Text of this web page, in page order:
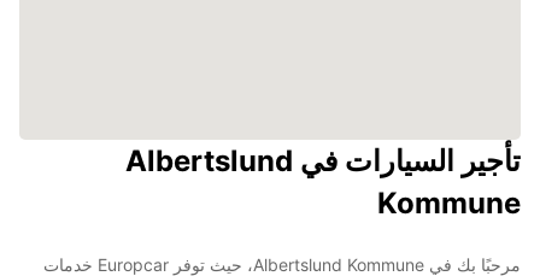
تأجير السيارات في Albertslund
Kommune
مرحبًا بك في Albertslund Kommune، حيث توفر Europcar خدمات